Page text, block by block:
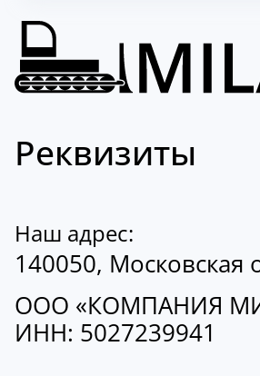
Реквизиты
Наш адрес:
140050, Московская
ООО «КОМПАНИЯ
ИНН: 5027239941